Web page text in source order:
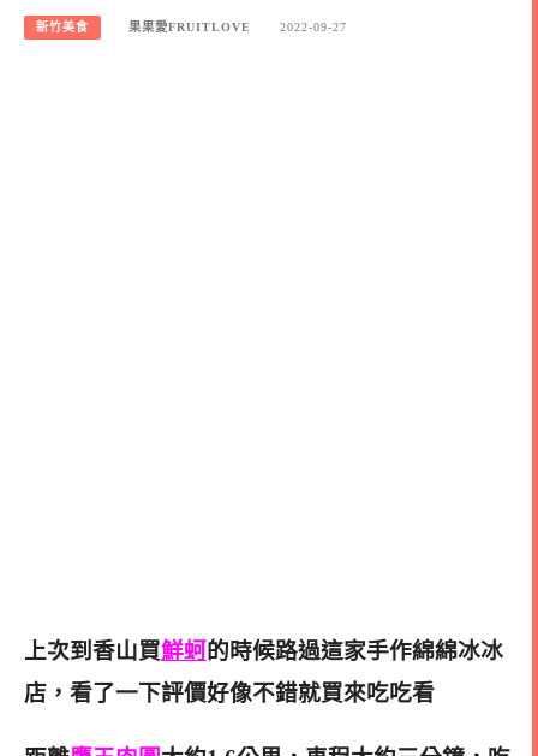
新竹美食 果果愛FRUITLOVE 2022-09-27
上次到香山買鮮蚵的時候路過這家手作綿綿冰冰
店，看了一下評價好像不錯就買來吃吃看